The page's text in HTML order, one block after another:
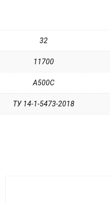
32
11700
А500С
ТУ 14-1-5473-2018